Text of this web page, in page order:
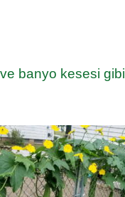
banyo kesesi gibi